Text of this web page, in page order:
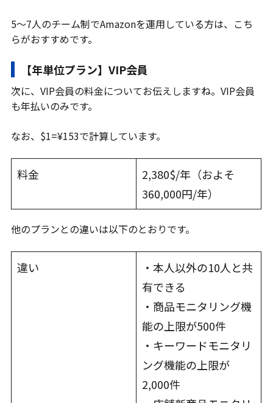
5〜7人のチーム制でAmazonを運用している方は、こち
らがおすすめです。
【年単位プラン】VIP会員
次に、VIP会員の料金についてお伝えしますね。VIP会員
も年払いのみです。
なお、$1=¥153で計算しています。
料金
2,380$/年（およそ
360,000円/年）
他のプランとの違いは以下のとおりです。
違い
・本人以外の10人と共
有できる
・商品モニタリング機
能の上限が500件
・キーワードモニタリ
ング機能の上限が
2,000件